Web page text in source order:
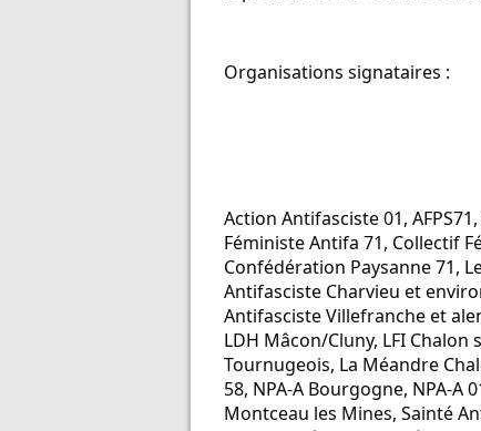
Organisations signataires :
Action Antifasciste 01,
Féministe Antifa 71, Collectif
Confédération Paysanne 71,
Antifasciste Charvieu et
Antifasciste Villefranche et
LDH Mâcon/Cluny, LFI Chalon
Tournugeois, La Méandre
58, NPA-A Bourgogne, NPA-A
Montceau les Mines, Sainté